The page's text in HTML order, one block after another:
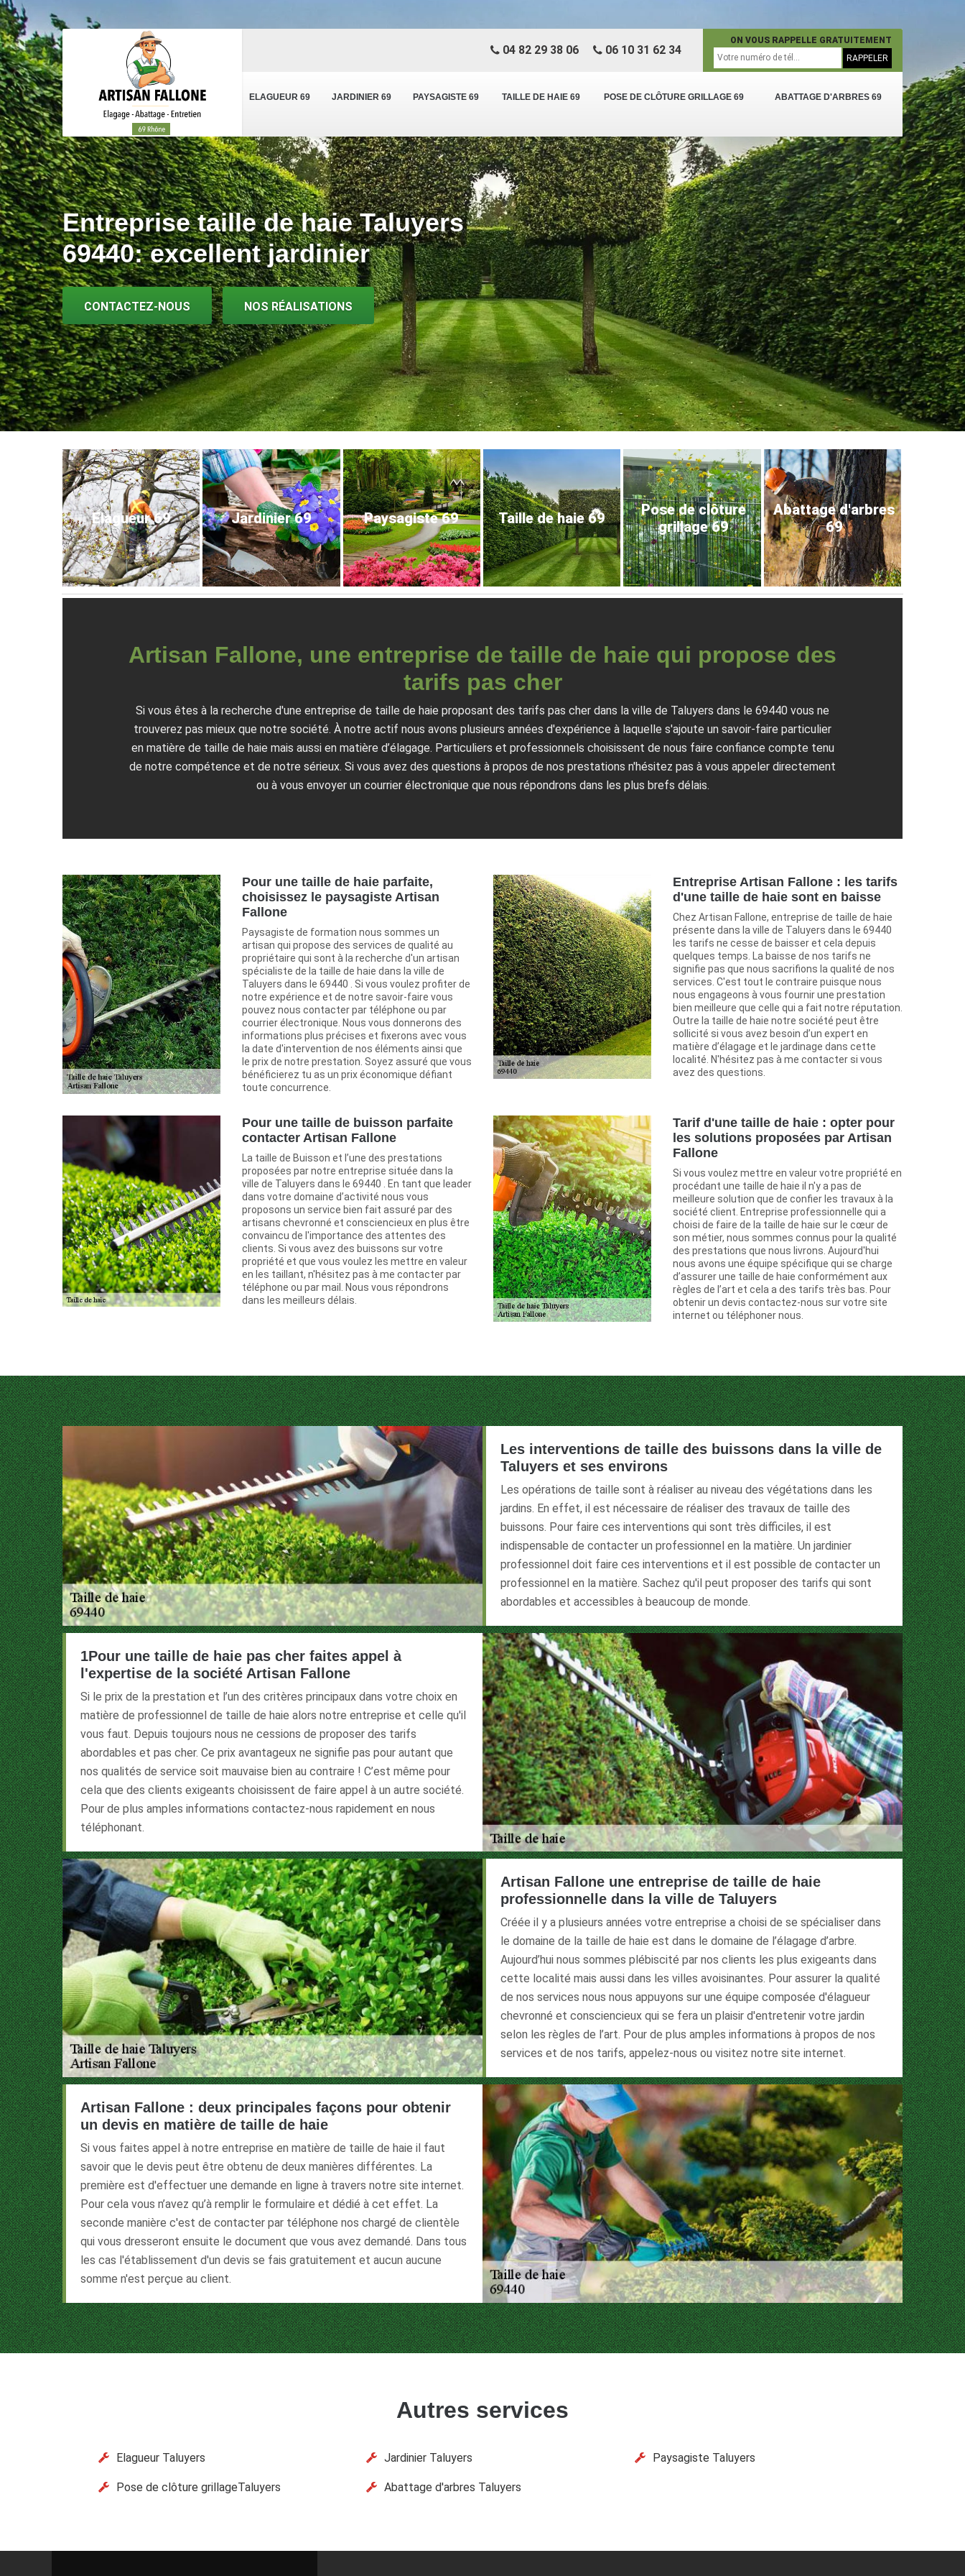
ELAGUEUR 69 JARDINIER 69 PAYSAGISTE 69 TAILLE DE HAIE 69 POSE DE CLÔTURE GRILLAGE 69 ABATTAGE D'ARBRES 69
04 82 29 38 06 06 10 31 62 34
ON VOUS RAPPELLE GRATUITEMENT
Entreprise taille de haie Taluyers
69440: excellent jardinier
CONTACTEZ-NOUS NOS RÉALISATIONS
Elagueur 69 Jardinier 69 Paysagiste 69 Taille de haie 69
Pose de clôture
grillage 69
Abattage d'arbres
69
Artisan Fallone, une entreprise de taille de haie qui propose des
tarifs pas cher
Si vous êtes à la recherche d'une entreprise de taille de haie proposant des tarifs pas cher dans la ville de Taluyers dans le 69440 vous ne
trouverez pas mieux que notre société. À notre actif nous avons plusieurs années d'expérience à laquelle s'ajoute un savoir-faire particulier
en matière de taille de haie mais aussi en matière d’élagage. Particuliers et professionnels choisissent de nous faire confiance compte tenu
de notre compétence et de notre sérieux. Si vous avez des questions à propos de nos prestations n'hésitez pas à vous appeler directement
ou à vous envoyer un courrier électronique que nous répondrons dans les plus brefs délais.
Pour une taille de haie parfaite,
choisissez le paysagiste Artisan
Fallone
Paysagiste de formation nous sommes un
artisan qui propose des services de qualité au
propriétaire qui sont à la recherche d'un artisan
spécialiste de la taille de haie dans la ville de
Taluyers dans le 69440 . Si vous voulez profiter de
notre expérience et de notre savoir-faire vous
pouvez nous contacter par téléphone ou par
courrier électronique. Nous vous donnerons des
informations plus précises et fixerons avec vous
la date d'intervention de nos éléments ainsi que
le prix de notre prestation. Soyez assuré que vous
bénéficierez tu as un prix économique défiant
toute concurrence.
Entreprise Artisan Fallone : les tarifs
d'une taille de haie sont en baisse
Chez Artisan Fallone, entreprise de taille de haie
présente dans la ville de Taluyers dans le 69440
les tarifs ne cesse de baisser et cela depuis
quelques temps. La baisse de nos tarifs ne
signifie pas que nous sacrifions la qualité de nos
services. C'est tout le contraire puisque nous
nous engageons à vous fournir une prestation
bien meilleure que celle qui a fait notre réputation.
Outre la taille de haie notre société peut être
sollicité si vous avez besoin d’un expert en
matière d’élagage et le jardinage dans cette
localité. N'hésitez pas à me contacter si vous
avez des questions.
Pour une taille de buisson parfaite
contacter Artisan Fallone
La taille de Buisson et l’une des prestations
proposées par notre entreprise située dans la
ville de Taluyers dans le 69440 . En tant que leader
dans votre domaine d’activité nous vous
proposons un service bien fait assuré par des
artisans chevronné et consciencieux en plus être
convaincu de l'importance des attentes des
clients. Si vous avez des buissons sur votre
propriété et que vous voulez les mettre en valeur
en les taillant, n'hésitez pas à me contacter par
téléphone ou par mail. Nous vous répondrons
dans les meilleurs délais.
Tarif d'une taille de haie : opter pour
les solutions proposées par Artisan
Fallone
Si vous voulez mettre en valeur votre propriété en
procédant une taille de haie il n'y a pas de
meilleure solution que de confier les travaux à la
société client. Entreprise professionnelle qui a
choisi de faire de la taille de haie sur le cœur de
son métier, nous sommes connus pour la qualité
des prestations que nous livrons. Aujourd'hui
nous avons une équipe spécifique qui se charge
d’assurer une taille de haie conformément aux
règles de l’art et cela a des tarifs très bas. Pour
obtenir un devis contactez-nous sur votre site
internet ou téléphoner nous.
Les interventions de taille des buissons dans la ville de
Taluyers et ses environs
Les opérations de taille sont à réaliser au niveau des végétations dans les
jardins. En effet, il est nécessaire de réaliser des travaux de taille des
buissons. Pour faire ces interventions qui sont très difficiles, il est
indispensable de contacter un professionnel en la matière. Un jardinier
professionnel doit faire ces interventions et il est possible de contacter un
professionnel en la matière. Sachez qu'il peut proposer des tarifs qui sont
abordables et accessibles à beaucoup de monde.
1Pour une taille de haie pas cher faites appel à
l'expertise de la société Artisan Fallone
Si le prix de la prestation et l’un des critères principaux dans votre choix en
matière de professionnel de taille de haie alors notre entreprise et celle qu'il
vous faut. Depuis toujours nous ne cessions de proposer des tarifs
abordables et pas cher. Ce prix avantageux ne signifie pas pour autant que
nos qualités de service soit mauvaise bien au contraire ! C’est même pour
cela que des clients exigeants choisissent de faire appel à un autre société.
Pour de plus amples informations contactez-nous rapidement en nous
téléphonant.
Artisan Fallone une entreprise de taille de haie
professionnelle dans la ville de Taluyers
Créée il y a plusieurs années votre entreprise a choisi de se spécialiser dans
le domaine de la taille de haie est dans le domaine de l’élagage d’arbre.
Aujourd’hui nous sommes plébiscité par nos clients les plus exigeants dans
cette localité mais aussi dans les villes avoisinantes. Pour assurer la qualité
de nos services nous nous appuyons sur une équipe composée d'élagueur
chevronné et consciencieux qui se fera un plaisir d'entretenir votre jardin
selon les règles de l’art. Pour de plus amples informations à propos de nos
services et de nos tarifs, appelez-nous ou visitez notre site internet.
Artisan Fallone : deux principales façons pour obtenir
un devis en matière de taille de haie
Si vous faites appel à notre entreprise en matière de taille de haie il faut
savoir que le devis peut être obtenu de deux manières différentes. La
première est d'effectuer une demande en ligne à travers notre site internet.
Pour cela vous n’avez qu’à remplir le formulaire et dédié à cet effet. La
seconde manière c'est de contacter par téléphone nos chargé de clientèle
qui vous dresseront ensuite le document que vous avez demandé. Dans tous
les cas l'établissement d'un devis se fais gratuitement et aucun aucune
somme n'est perçue au client.
Autres services
Elagueur Taluyers Jardinier Taluyers Paysagiste Taluyers
Pose de clôture grillageTaluyers Abattage d'arbres Taluyers